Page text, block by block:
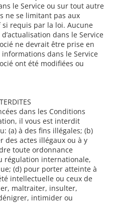
le Service ou sur tout autre
ne se limitant pas aux
requis par la loi. Aucune
dans le Service
ne devrait être prise en
dans le Service
ont été modifiées ou
dans les Conditions
il vous est interdit
(a) à des fins illégales; (b)
des actes illégaux ou à y
toute ordonnance
régulation internationale,
(d) pour porter atteinte à
intellectuelle ou ceux de
maltraiter, insulter,
intimider ou